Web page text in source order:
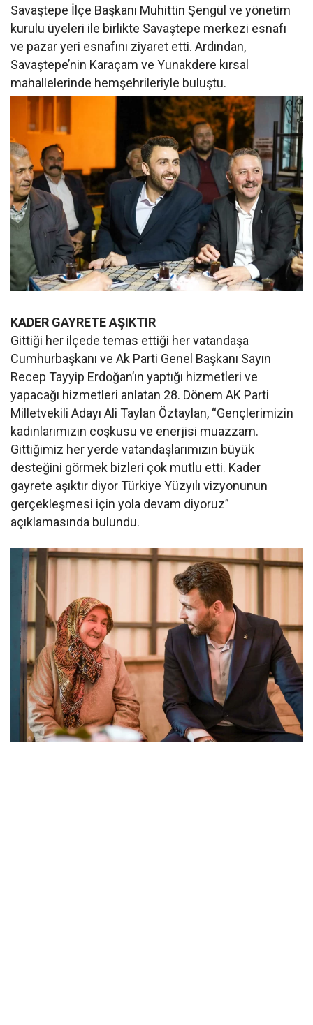
Savaştepe İlçe Başkanı Muhittin Şengül ve yönetim
kurulu üyeleri ile birlikte Savaştepe merkezi esnafı
ve pazar yeri esnafını ziyaret etti. Ardından,
Savaştepe’nin Karaçam ve Yunakdere kırsal
mahallelerinde hemşehrileriyle buluştu.
KADER GAYRETE AŞIKTIR
Gittiği her ilçede temas ettiği her vatandaşa
Cumhurbaşkanı ve Ak Parti Genel Başkanı Sayın
Recep Tayyip Erdoğan’ın yaptığı hizmetleri ve
yapacağı hizmetleri anlatan 28. Dönem AK Parti
Milletvekili Adayı Ali Taylan Öztaylan, “Gençlerimizin
kadınlarımızın coşkusu ve enerjisi muazzam.
Gittiğimiz her yerde vatandaşlarımızın büyük
desteğini görmek bizleri çok mutlu etti. Kader
gayrete aşıktır diyor Türkiye Yüzyılı vizyonunun
gerçekleşmesi için yola devam diyoruz”
açıklamasında bulundu.